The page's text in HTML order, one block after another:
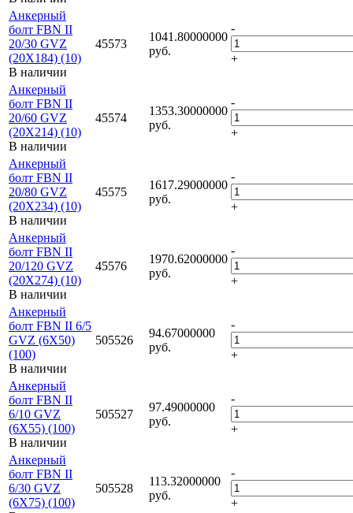
Анкерный
болт FBN II
20/30 GVZ
(20X184) (10)
В наличии
45573
1041.80000000
руб.
-
+
Анкерный
болт FBN II
20/60 GVZ
(20X214) (10)
В наличии
45574
1353.30000000
руб.
-
+
Анкерный
болт FBN II
20/80 GVZ
(20X234) (10)
В наличии
45575
1617.29000000
руб.
-
+
Анкерный
болт FBN II
20/120 GVZ
(20X274) (10)
В наличии
45576
1970.62000000
руб.
-
+
Анкерный
болт FBN II 6/5
GVZ (6X50)
(100)
В наличии
505526
94.67000000
руб.
-
+
Анкерный
болт FBN II
6/10 GVZ
(6X55) (100)
В наличии
505527
97.49000000
руб.
-
+
Анкерный
болт FBN II
6/30 GVZ
(6X75) (100)
505528
113.32000000
руб.
-
+